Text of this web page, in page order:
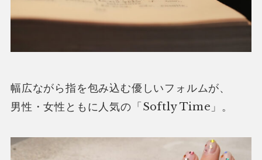
幅広ながら指を包み込む優しいフォルムが、
男性・女性ともに人気の「Softly Time」。